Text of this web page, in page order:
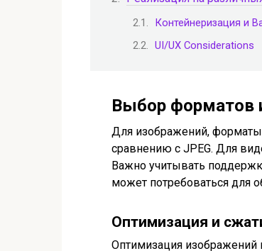
Контейнеризация и
UI/UX Considerations
Выбор форматов
Для изображений,
сравнению с JPEG. Для
Важно учитывать
может потребоваться для
Оптимизация и
Оптимизация